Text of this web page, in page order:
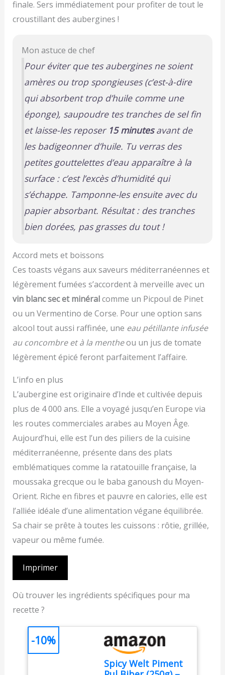
finale. Sers immédiatement pour profiter de tout le
croustillant des aubergines !
Mon astuce de chef
Pour éviter que tes aubergines ne soient
amères ou trop spongieuses(c’est-à-dire
qui absorbent trop d’huile comme une
éponge), saupoudre tes tranches de sel fin
et laisse-les reposer 15 minutesavant de
les badigeonner d’huile. Tu verras des
petites gouttelettes d’eau apparaître à la
surface : c’est l’excès d’humidité qui
s’échappe. Tamponne-les ensuite avec du
papier absorbant. Résultat : des tranches
bien dorées, pas grasses du tout !
Accord mets et boissons
Ces toasts végans aux saveurs méditerranéennes et
légèrement fumées s’accordent à merveille avec un
vin blanc sec et minéralcomme un Picpoul de Pinet
ou un Vermentino de Corse. Pour une option sans
alcool tout aussi raffinée, une eau pétillante infusée
au concombre et à la mentheou un jus de tomate
légèrement épicé feront parfaitement l’affaire.
L’info en plus
L’aubergine est originaire d’Inde et cultivée depuis
plus de 4 000 ans. Elle a voyagé jusqu’en Europe via
les routes commerciales arabes au Moyen Âge.
Aujourd’hui, elle est l’un des piliers de la cuisine
méditerranéenne, présente dans des plats
emblématiques comme la ratatouille française, la
moussaka grecque ou le baba ganoush du Moyen-
Orient. Riche en fibres et pauvre en calories, elle est
l’alliée idéale d’une alimentation végane équilibrée.
Sa chair se prête à toutes les cuissons : rôtie, grillée,
vapeur ou même fumée.
Imprimer
Où trouver les ingrédients spécifiques pour ma
recette ?
Spicy Welt Piment
-10%